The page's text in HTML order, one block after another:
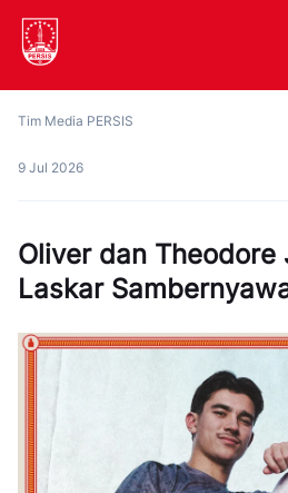
Tim Media PERSIS
9 Jul 2026
Oliver dan Theodore
Laskar